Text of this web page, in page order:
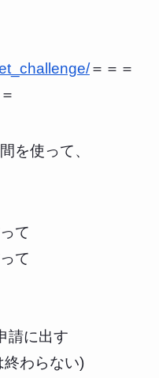
＝＝＝
を使って、
て
て
請に出す
わらない)